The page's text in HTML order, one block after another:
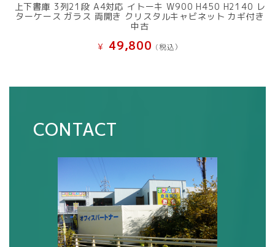
上下書庫 3列21段 A4対応 イトーキ W900 H450 H2140 レ
ターケース ガラス 両開き クリスタルキャビネット カギ付き
中古
¥ 49,800 (税込）
CONTACT